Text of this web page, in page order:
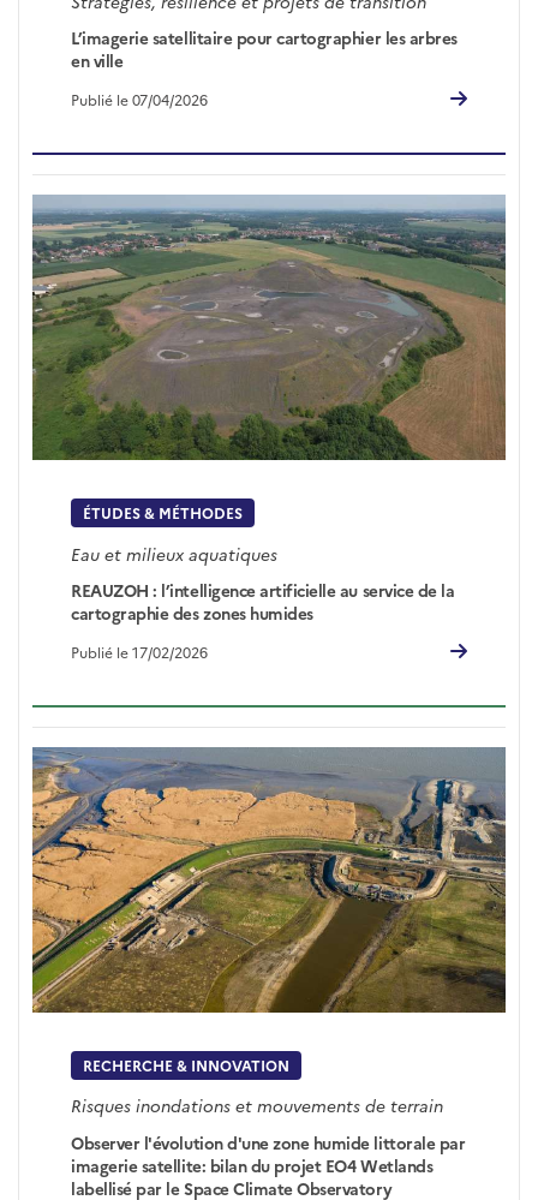
L’imagerie satellitaire pour cartographier les arbres
en ville
Publié le 07/04/2026
ÉTUDES & MÉTHODES
Eau et milieux aquatiques
REAUZOH : l’intelligence artificielle au service de la
cartographie des zones humides
Publié le 17/02/2026
RECHERCHE & INNOVATION
Risques inondations et mouvements de terrain
Observer l'évolution d'une zone humide littorale par
imagerie satellite: bilan du projet EO4 Wetlands
labellisé par le Space Climate Observatory